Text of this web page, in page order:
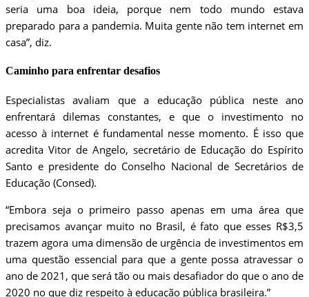
seria uma boa ideia, porque nem todo mundo estava
preparado para a pandemia. Muita gente não tem internet em
casa”, diz.
Caminho para enfrentar desafios
Especialistas avaliam que a educação pública neste ano
enfrentará dilemas constantes, e que o investimento no
acesso à internet é fundamental nesse momento. É isso que
acredita Vitor de Angelo, secretário de Educação do Espírito
Santo e presidente do Conselho Nacional de Secretários de
Educação (Consed).
“Embora seja o primeiro passo apenas em uma área que
precisamos avançar muito no Brasil, é fato que esses R$3,5
trazem agora uma dimensão de urgência de investimentos em
uma questão essencial para que a gente possa atravessar o
ano de 2021, que será tão ou mais desafiador do que o ano de
2020 no que diz respeito à educação pública brasileira.”